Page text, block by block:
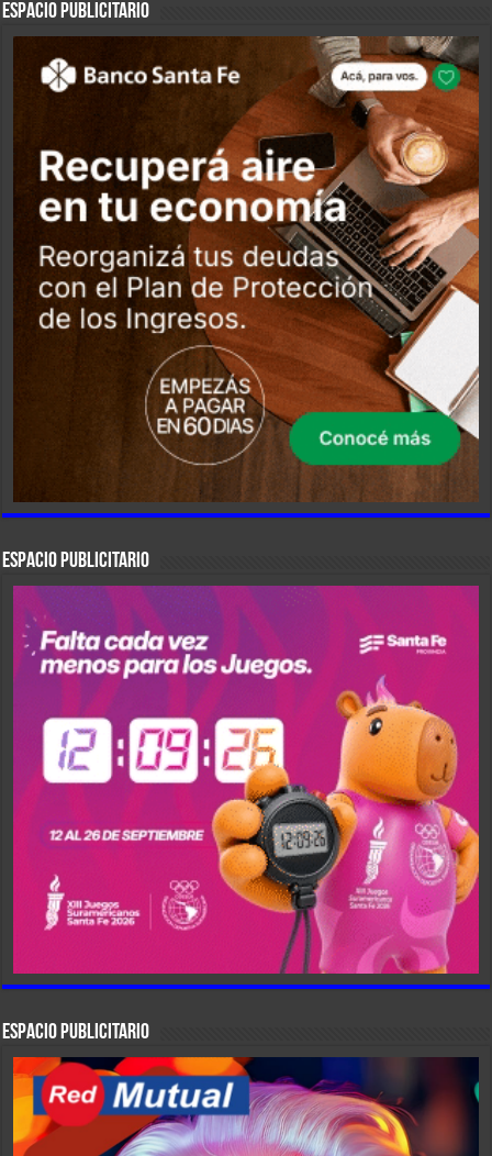
ESPACIO PUBLICITARIO
ESPACIO PUBLICITARIO
ESPACIO PUBLICITARIO